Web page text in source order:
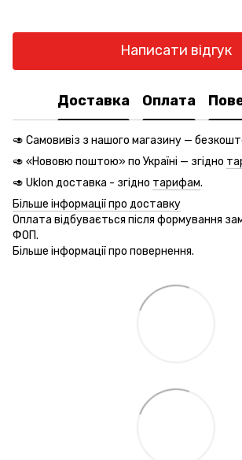
Написати відгук
Доставка Оплата
🥑 Самовивіз з нашого магазину —
🥑 «Нововю поштою» по Україні — згідно
🥑 Uklon доставка - згідно тарифам.
Більше інформації про доставку
Оплата відбувається після формування
ФОП.
Більше інформації про повернення.